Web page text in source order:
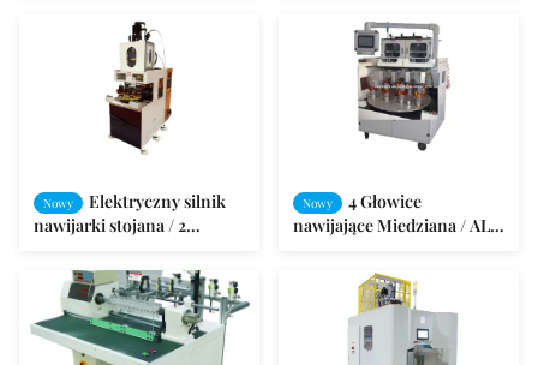
silników pomp / stojanów
silników indukcyjnych
maksymalnej wysokości
stosu ≤150 mm i
certyfikowana
ISO9001:2008
Nowy
Elektryczny silnik
nawijarki stojana / 2
mycie maszyny
Nowy
4 Głowice
nawijające Miedziana / AL-
nawijająca do nawijania
statorów